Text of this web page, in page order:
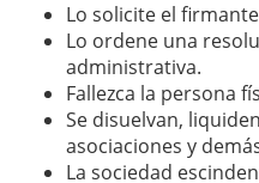
Lo solicite el
Lo ordene una
administrativa.
Fallezca la persona
Se disuelvan,
asociaciones y
La sociedad